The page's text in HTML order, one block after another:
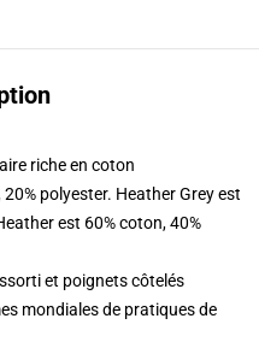
riche en coton
polyester. Heather Grey est
est 60% coton, 40%
et poignets côtelés
mondiales de pratiques de